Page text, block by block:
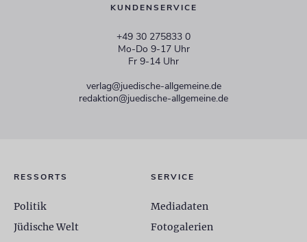
KUNDENSERVICE
+49 30 275833 0
Mo-Do 9-17 Uhr
Fr 9-14 Uhr
verlag@juedische-allgemeine.de
redaktion@juedische-allgemeine.de
RESSORTS
Politik
Jüdische Welt
SERVICE
Mediadaten
Fotogalerien